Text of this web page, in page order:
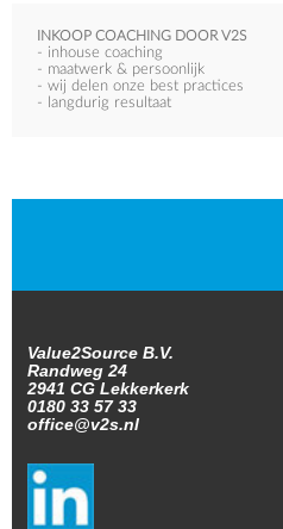
INKOOP COACHING DOOR V2S
- inhouse coaching
- maatwerk & persoonlijk
- wij delen onze best practices
- langdurig resultaat
Value2Source B.V.
Randweg 24
2941 CG Lekkerkerk
0180 33 57 33
office@v2s.nl